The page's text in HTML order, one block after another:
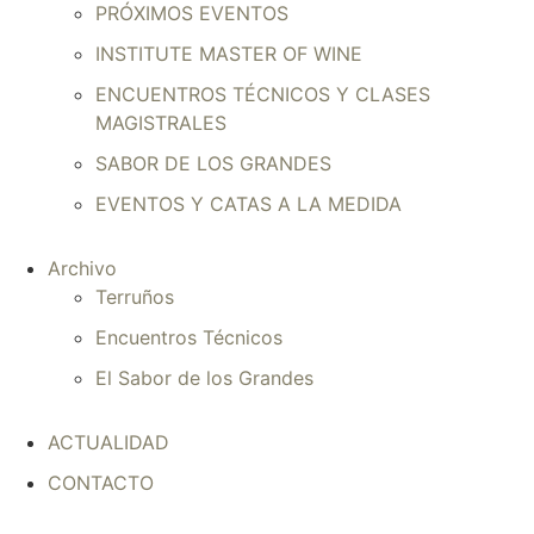
PRÓXIMOS EVENTOS
INSTITUTE MASTER OF WINE
ENCUENTROS TÉCNICOS Y CLASES
MAGISTRALES
SABOR DE LOS GRANDES
EVENTOS Y CATAS A LA MEDIDA
Archivo
Terruños
Encuentros Técnicos
El Sabor de los Grandes
ACTUALIDAD
CONTACTO